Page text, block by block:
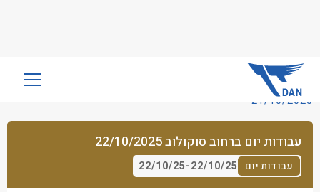
שִׂים
בְּאֲתָר
זֶה
מֻפְעֶלֶת
מַעֲרֶכֶת
נָגִישׁ
21/10/2025
עבודות יום ברחוב סוקולוב 22/10/2025
עבודות יום 22/10/25
-
22/10/25